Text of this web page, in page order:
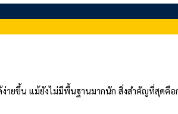
ายขึ้น แม้ยังไม่มีพื้นฐานมากนัก สิ่งสำคัญที่สุดคื